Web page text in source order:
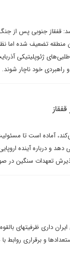
قفقاز جنوبی پس از
تضعیف شده اما
ژئوپلیتیکی
راهبردی خود ناچار شوند.
آماده است تا
و درباره آینده
پذیرش تعهدات سنگین
داری ظرفیتهای
و برقراری روابط